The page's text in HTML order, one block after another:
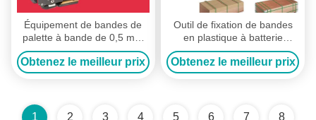
Équipement de bandes de
palette à bande de 0,5 mm
alimenté par une batterie
rechargeable 220V
Obtenez le meilleur prix
Outil de fixation de bandes
en plastique à batterie
électrique pour les sangles
en PP PET de 1/2 à 3/4
pouces
Obtenez le meilleur prix
1 2 3 4 5 6 7 8